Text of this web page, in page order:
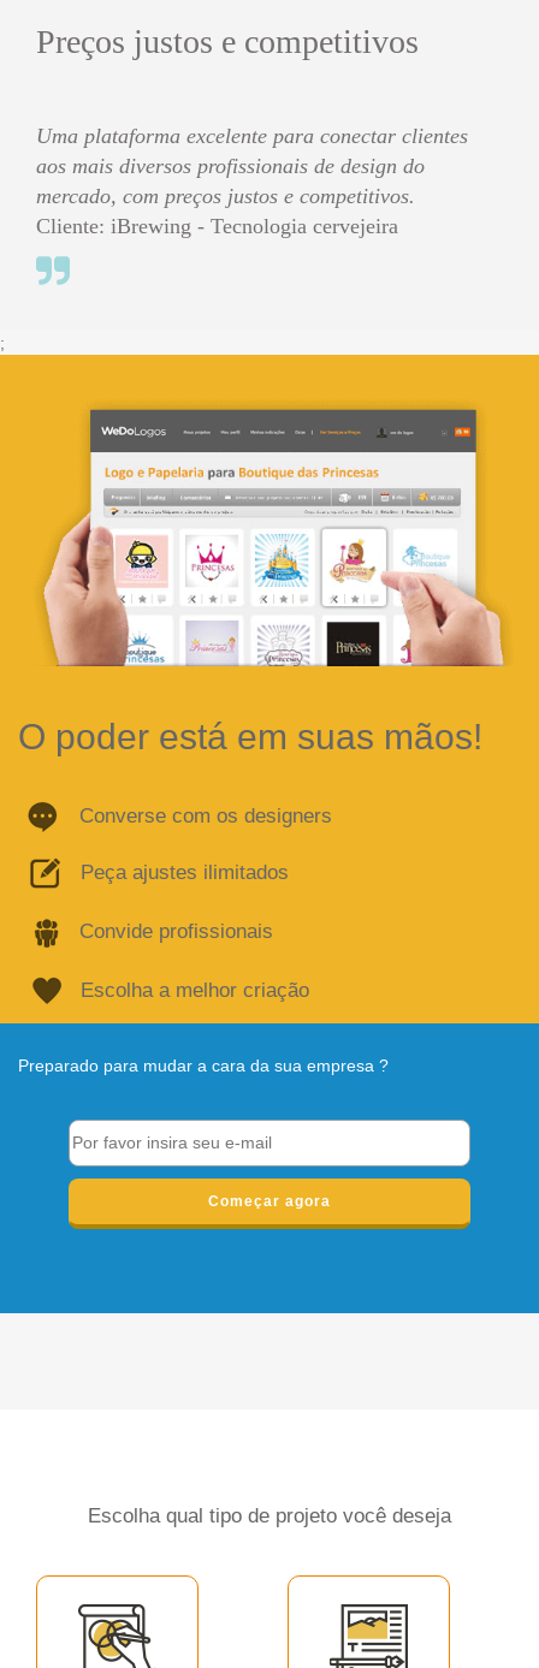
Preços justos e competitivos
Uma plataforma excelente para conectar clientes
aos mais diversos profissionais de design do
mercado, com preços justos e competitivos.
Cliente: iBrewing - Tecnologia cervejeira
;
O poder está em suas mãos!
Converse com os designers
Peça ajustes ilimitados
Convide profissionais
Escolha a melhor criação
Preparado para mudar a cara da sua empresa ?
Começar agora
Escolha qual tipo de projeto você deseja